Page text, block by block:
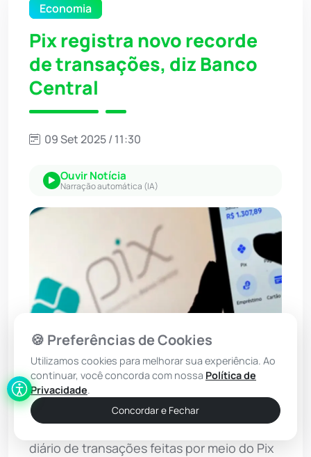
Economia
Pix registra novo recorde
de transações, diz Banco
Central
09 Set 2025 / 11:30
Ouvir Notícia
Narração automática (IA)
Foto: Bruno Peres/Agência Brasil
O Banco Central informou que o volume
diário de transações feitas por meio do Pix
🍪 Preferências de Cookies
Utilizamos cookies para melhorar sua experiência. Ao
continuar, você concorda com nossa Política de
Privacidade.
Concordar e Fechar